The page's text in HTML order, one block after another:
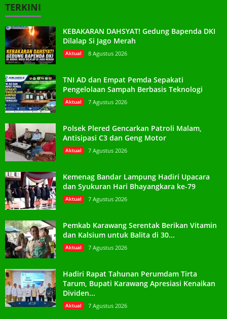
TERKINI
KEBAKARAN DAHSYAT! Gedung Bapenda DKI
Dilalap Si Jago Merah
Aktual 8 Agustus 2026
TNI AD dan Empat Pemda Sepakati
Pengelolaan Sampah Berbasis Teknologi
Aktual 7 Agustus 2026
Polsek Plered Gencarkan Patroli Malam,
Antisipasi C3 dan Geng Motor
Aktual 7 Agustus 2026
Kemenag Bandar Lampung Hadiri Upacara
dan Syukuran Hari Bhayangkara ke-79
Aktual 7 Agustus 2026
Pemkab Karawang Serentak Berikan Vitamin
dan Kalsium untuk Balita di 30...
Aktual 7 Agustus 2026
Hadiri Rapat Tahunan Perumdam Tirta
Tarum, Bupati Karawang Apresiasi Kenaikan
Dividen...
Aktual 7 Agustus 2026